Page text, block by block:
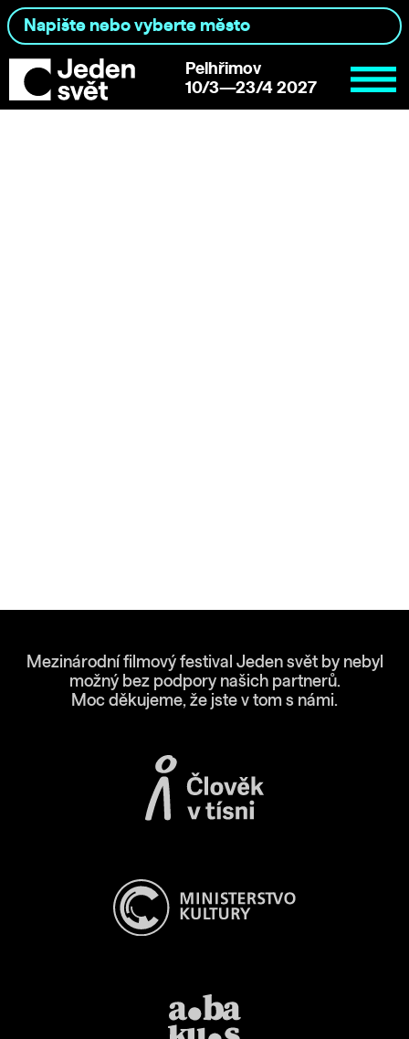
Pelhřimov
10/3—23/4 2027
Mezinárodní filmový festival Jeden svět by nebyl
možný bez podpory našich partnerů.
Moc děkujeme, že jste v tom s námi.